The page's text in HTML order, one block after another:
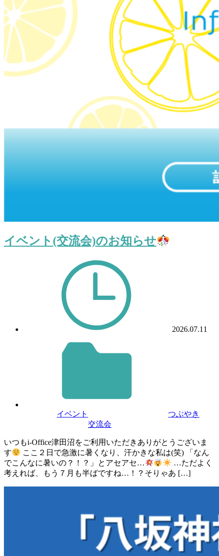
イベント(交流会)のお知らせ
2026.07.11
イベント
つぶやき
交流会
いつもi-Office津田沼をご利用いただきありがとうございま
す
ここ２日で急激に暑くなり、汗かきな私は(笑) 「なん
でこんなに暑いの？！？」とアセアセ…
…ただよく
考えれば、もう７月も半ばですね…！？そりゃあ […]